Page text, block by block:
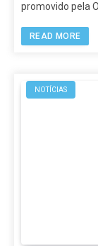
promovido pela
READ MORE
NOTÍCIAS